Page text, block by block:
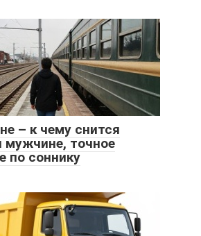
– к чему снится
точное
по соннику